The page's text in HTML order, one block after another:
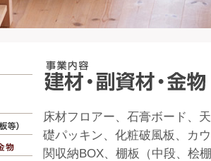
床材フロアー、石膏ボード、
礎パッキン、化粧破風板、カ
関収納BOX、棚板（中段、桧